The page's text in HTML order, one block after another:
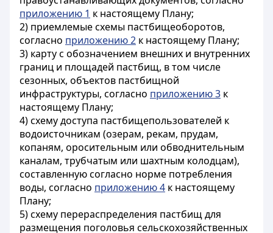
приложению 1 к настоящему Плану;
2) приемлемые схемы пастбищеоборотов,
согласно приложению 2 к настоящему Плану;
3) карту с обозначением внешних и внутренних
границ и площадей пастбищ, в том числе
сезонных, объектов пастбищной
инфраструктуры, согласно приложению 3 к
настоящему Плану;
4) схему доступа пастбищепользователей к
водоисточникам (озерам, рекам, прудам,
копаням, оросительным или обводнительным
каналам, трубчатым или шахтным колодцам),
составленную согласно норме потребления
воды, согласно приложению 4 к настоящему
Плану;
5) схему перераспределения пастбищ для
размещения поголовья сельскохозяйственных